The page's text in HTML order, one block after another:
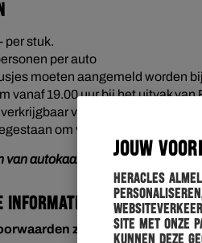
JOUW
Heracles
site met onze
kunnen deze
per stuk.
per auto
moeten aangemeld worden
vanaf 19.00 uur bij het uitvak van
via het formulier
om voorafgaand aan de
van autokaarten is niet meer
informatie
zijn bij dit duel van